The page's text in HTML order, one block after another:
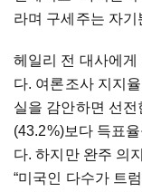
라며 구세주는 자
헤일리 전 대사에
다. 여론조사 지지
실을 감안하면 선
(43.2%)보다 득표
다. 하지만 완주 의
“미국인 다수가 트